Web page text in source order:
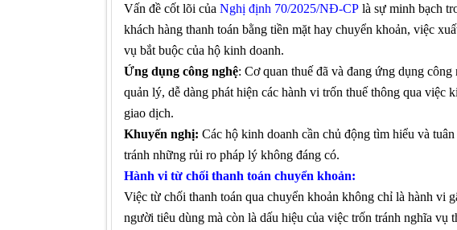
Vấn đề cốt lõi của Nghị định 70/2025/NĐ-CP là sự minh bạch
khách hàng thanh toán bằng tiền mặt hay chuyển khoản, việc
vụ bắt buộc của hộ kinh doanh.
Ứng dụng công nghệ: Cơ quan thuế đã và đang ứng dụng công
quản lý, dễ dàng phát hiện các hành vi trốn thuế thông qua việc
giao dịch.
Khuyến nghị: Các hộ kinh doanh cần chủ động tìm hiểu và
tránh những rủi ro pháp lý không đáng có.
Hành vi từ chối thanh toán chuyển khoản:
Việc từ chối thanh toán qua chuyển khoản không chỉ là hành vi
người tiêu dùng mà còn là dấu hiệu của việc trốn tránh nghĩa vụ